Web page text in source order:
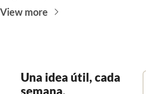
View more
Una idea útil, cada
semana.